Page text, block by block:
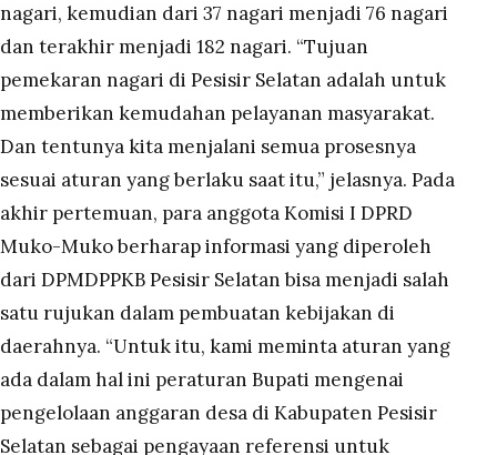
nagari, kemudian dari 37 nagari menjadi 76 nagari
dan terakhir menjadi 182 nagari. “Tujuan
pemekaran nagari di Pesisir Selatan adalah untuk
memberikan kemudahan pelayanan masyarakat.
Dan tentunya kita menjalani semua prosesnya
sesuai aturan yang berlaku saat itu,” jelasnya. Pada
akhir pertemuan, para anggota Komisi I DPRD
Muko-Muko berharap informasi yang diperoleh
dari DPMDPPKB Pesisir Selatan bisa menjadi salah
satu rujukan dalam pembuatan kebijakan di
daerahnya. “Untuk itu, kami meminta aturan yang
ada dalam hal ini peraturan Bupati mengenai
pengelolaan anggaran desa di Kabupaten Pesisir
Selatan sebagai pengayaan referensi untuk